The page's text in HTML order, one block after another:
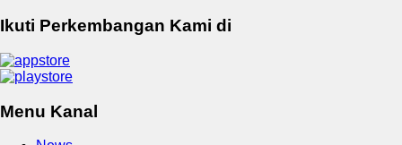
Ikuti Perkembangan Kami di
Menu Kanal